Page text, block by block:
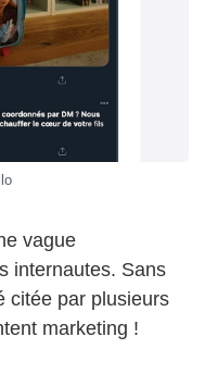
vague
internautes. Sans
citée par plusieurs
marketing !